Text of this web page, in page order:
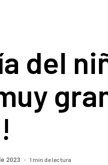
del
2023 1 min de lectura